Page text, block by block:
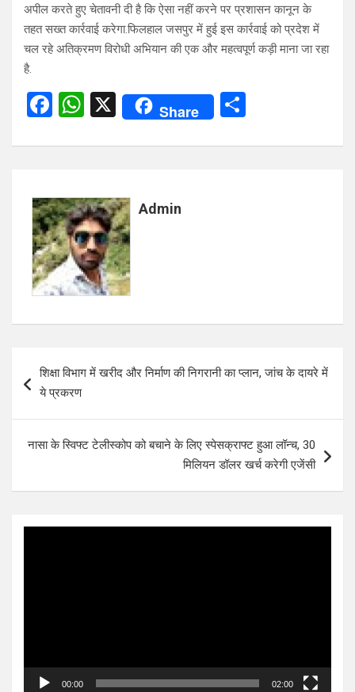
अपील करते हुए चेतावनी दी है कि ऐसा नहीं करने पर प्रशासन कानून के
तहत सख्त कार्रवाई करेगा.फिलहाल जसपुर में हुई इस कार्रवाई को प्रदेश में
चल रहे अतिक्रमण विरोधी अभियान की एक और महत्वपूर्ण कड़ी माना जा रहा
है.
F
ce
o
o
k
W
at
A
p
p
X Share
ar
Admin
navigation
शिक्षा विभाग में खरीद और निर्माण की निगरानी का प्लान, जांच के दायरे में
ये प्रकरण
नासा के स्विफ्ट टेलीस्कोप को बचाने के लिए स्पेसक्राफ्ट हुआ लॉन्च, 30
मिलियन डॉलर खर्च करेगी एजेंसी
00:00 02:00